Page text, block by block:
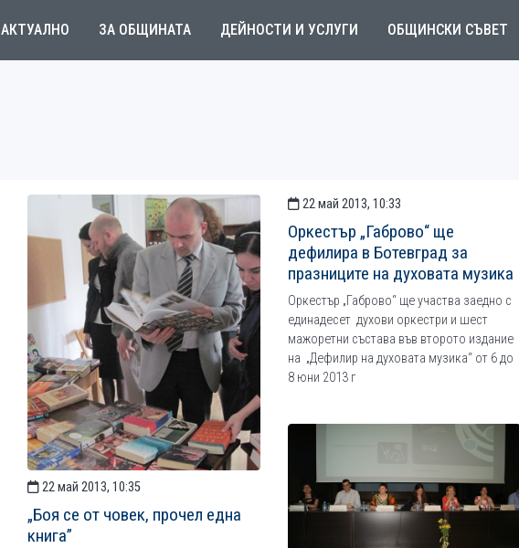
АКТУАЛНО ЗА ОБЩИНАТА ДЕЙНОСТИ И УСЛУГИ ОБЩИНСКИ СЪВЕТ
22 май 2013, 10:35
„Боя се от човек, прочел една
книга”
22 май 2013, 10:33
Оркестър „Габрово“ ще
дефилира в Ботевград за
празниците на духовата музика
Оркестър „Габрово“ ще участва заедно с
единадесет духови оркестри и шест
мажоретни състава във второто издание
на „Дефилир на духовата музика“ от 6 до
8 юни 2013 г